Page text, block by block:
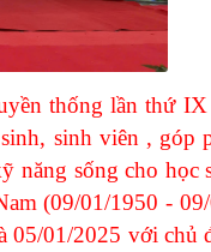
thống lần thứ IX
sinh viên , góp
năng sống cho học
(09/01/1950 -
05/01/2025 với chủ